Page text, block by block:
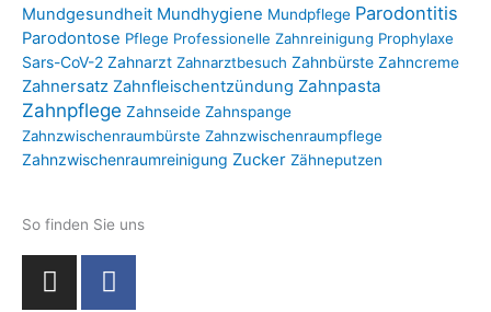
Mundgesundheit Mundhygiene Mundpflege Parodontitis
Parodontose Pflege Professionelle Zahnreinigung Prophylaxe
Sars-CoV-2 Zahnarzt Zahnarztbesuch Zahnbürste Zahncreme
Zahnersatz Zahnfleischentzündung Zahnpasta
Zahnpflege Zahnseide Zahnspange
Zahnzwischenraumbürste Zahnzwischenraumpflege
Zahnzwischenraumreinigung Zucker Zähneputzen
So finden Sie uns
I
n
F
a